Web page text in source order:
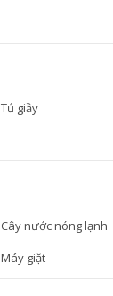
Tủ giầy
Cây nước nóng lạnh
Máy giặt